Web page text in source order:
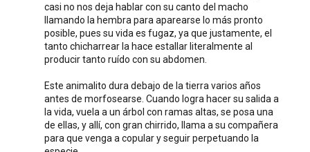
casi no nos deja hablar con su canto del macho
llamando la hembra para aparearse lo más pronto
posible, pues su vida es fugaz, ya que justamente, el
tanto chicharrear la hace estallar literalmente al
producir tanto ruído con su abdomen.
Este animalito dura debajo de la tierra varios años
antes de morfosearse. Cuando logra hacer su salida a
la vida, vuela a un árbol con ramas altas, se posa una
de ellas, y allí, con gran chirrido, llama a su compañera
para que venga a copular y seguir perpetuando la